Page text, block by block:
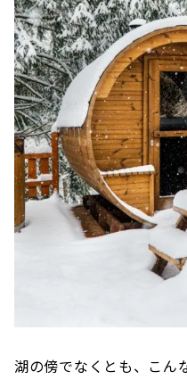
湖の傍でなくとも、こん